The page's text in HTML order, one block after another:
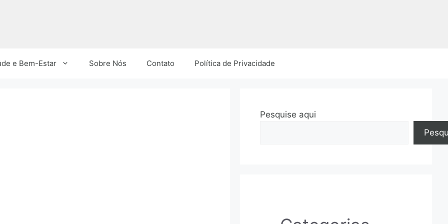
e Bem-Estar Sobre Nós Contato Política de Privacidade
Pesquise aqui